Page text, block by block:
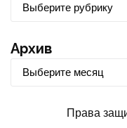
т
Архив
Права